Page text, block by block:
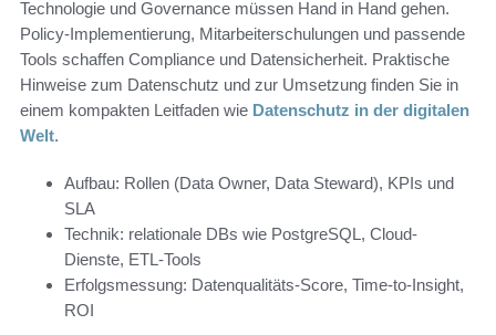
Technologie und Governance müssen Hand in Hand gehen.
Policy-Implementierung, Mitarbeiterschulungen und passende
Tools schaffen Compliance und Datensicherheit. Praktische
Hinweise zum Datenschutz und zur Umsetzung finden Sie in
einem kompakten Leitfaden wie Datenschutz in der digitalen
Welt.
Aufbau: Rollen (Data Owner, Data Steward), KPIs und
SLA
Technik: relationale DBs wie PostgreSQL, Cloud-
Dienste, ETL-Tools
Erfolgsmessung: Datenqualitäts-Score, Time-to-Insight,
ROI